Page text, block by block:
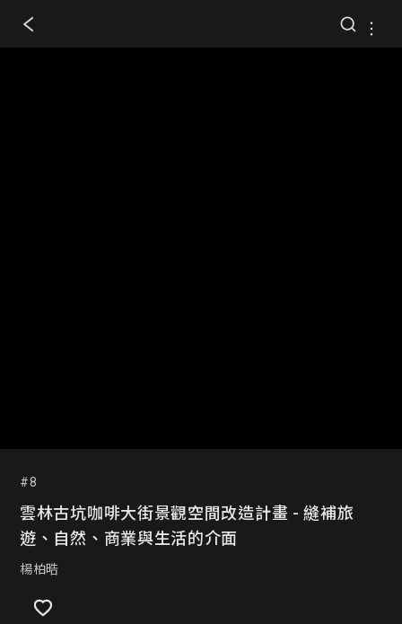
#8
雲林古坑咖啡大街景觀空間改造計畫 - 縫補旅
遊、自然、商業與生活的介面
楊柏晧